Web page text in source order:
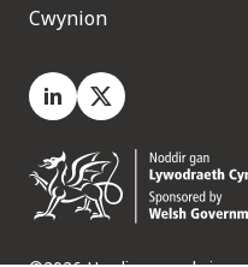
Cwynion
LinkedIn
X.com